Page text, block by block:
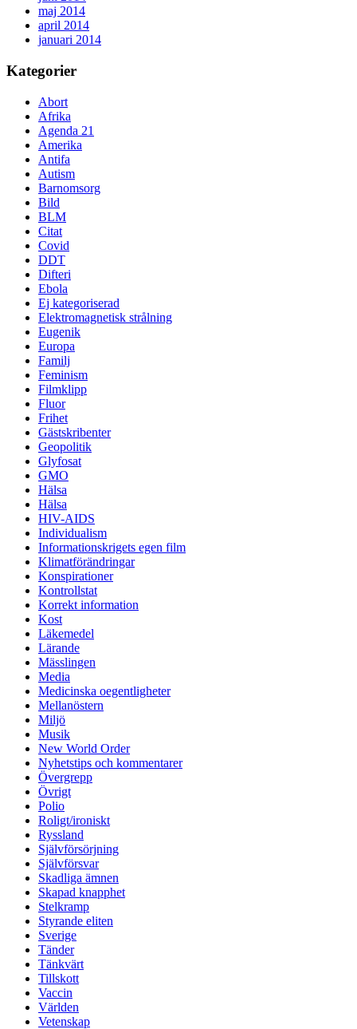
maj 2014
april 2014
januari 2014
Kategorier
Abort
Afrika
Agenda 21
Amerika
Antifa
Autism
Barnomsorg
Bild
BLM
Citat
Covid
DDT
Difteri
Ebola
Ej kategoriserad
Elektromagnetisk strålning
Eugenik
Europa
Familj
Feminism
Filmklipp
Fluor
Frihet
Gästskribenter
Geopolitik
Glyfosat
GMO
Hälsa
Hälsa
HIV-AIDS
Individualism
Informationskrigets egen film
Klimatförändringar
Konspirationer
Kontrollstat
Korrekt information
Kost
Läkemedel
Lärande
Mässlingen
Media
Medicinska oegentligheter
Mellanöstern
Miljö
Musik
New World Order
Nyhetstips och kommentarer
Övergrepp
Övrigt
Polio
Roligt/ironiskt
Ryssland
Självförsörjning
Självförsvar
Skadliga ämnen
Skapad knapphet
Stelkramp
Styrande eliten
Sverige
Tänder
Tänkvärt
Tillskott
Vaccin
Världen
Vetenskap